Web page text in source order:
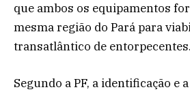
que ambos os equipamentos
mesma região do Pará para
transatlântico de entorpecentes.
Segundo a PF, a identificação e